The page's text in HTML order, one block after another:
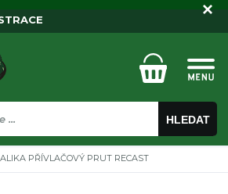
HLEDAT
PŘÍVLAČOVÝ PRUT RECAST